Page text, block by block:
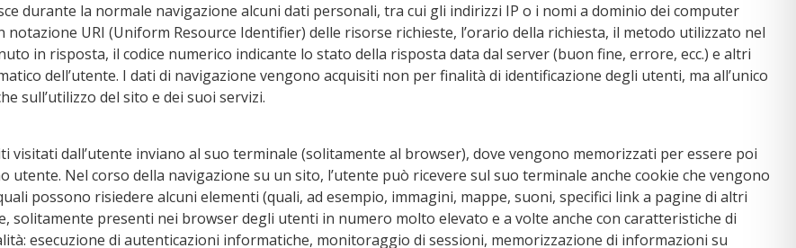
durante la normale navigazione alcuni dati personali, tra cui gli indirizzi IP o i nomi a dominio dei computer
URI (Uniform Resource Identifier) delle risorse richieste, l’orario della richiesta, il metodo utilizzato nel
in risposta, il codice numerico indicante lo stato della risposta data dal server (buon fine, errore, ecc.) e altri
dell’utente. I dati di navigazione vengono acquisiti non per finalità di identificazione degli utenti, ma all’unico
sull’utilizzo del sito e dei suoi servizi.
visitati dall’utente inviano al suo terminale (solitamente al browser), dove vengono memorizzati per essere poi
utente. Nel corso della navigazione su un sito, l’utente può ricevere sul suo terminale anche cookie che vengono
possono risiedere alcuni elementi (quali, ad esempio, immagini, mappe, suoni, specifici link a pagine di altri
solitamente presenti nei browser degli utenti in numero molto elevato e a volte anche con caratteristiche di
esecuzione di autenticazioni informatiche, monitoraggio di sessioni, memorizzazione di informazioni su